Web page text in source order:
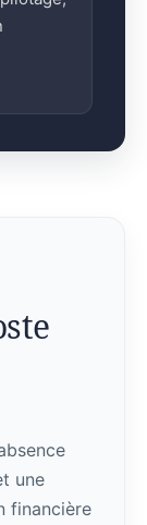
une
financière